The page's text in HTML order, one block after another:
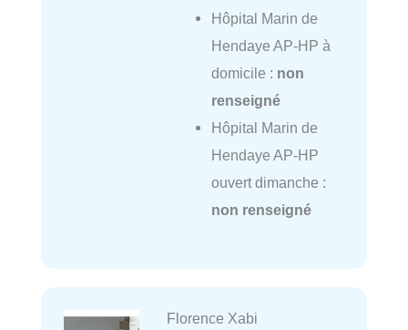
Hôpital Marin de
Hendaye AP-HP à
domicile : non
renseigné
Hôpital Marin de
Hendaye AP-HP
ouvert dimanche :
non renseigné
Florence Xabi